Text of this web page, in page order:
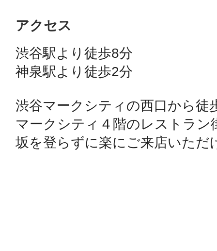
アクセス
渋谷駅より徒歩8分
神泉駅より徒歩2分
渋谷マークシティの西口から徒
マークシティ４階のレストラン
坂を登らずに楽にご来店いただ